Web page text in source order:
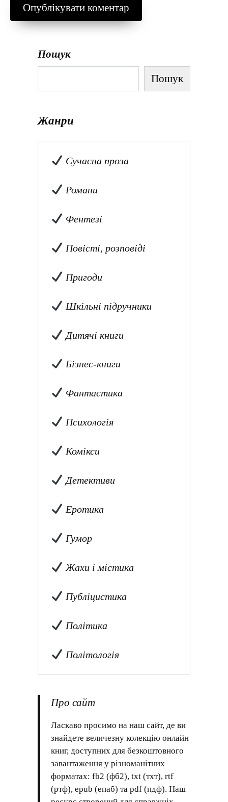
Пошук
Пошук
Жанри
Сучасна проза
Романи
Фентезі
Повісті, розповіді
Пригоди
Шкільні підручники
Дитячі книги
Бізнес-книги
Фантастика
Психологія
Комікси
Детективи
Еротика
Гумор
Жахи і містика
Публіцистика
Політика
Політологія
Про сайт
Ласкаво просимо на наш сайт, де ви
знайдете величезну колекцію онлайн
книг, доступних для безкоштовного
завантаження у різноманітних
форматах: fb2 (фб2), txt (тхт), rtf
(ртф), epub (епаб) та pdf (пдф). Наш